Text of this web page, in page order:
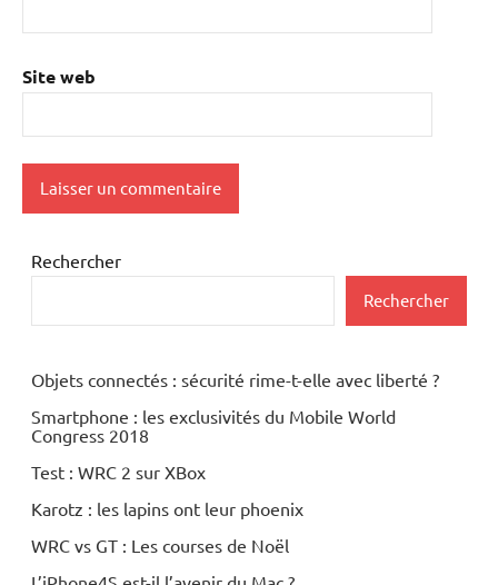
Site web
Rechercher
Rechercher
Objets connectés : sécurité rime-t-elle avec liberté ?
Smartphone : les exclusivités du Mobile World
Congress 2018
Test : WRC 2 sur XBox
Karotz : les lapins ont leur phoenix
WRC vs GT : Les courses de Noël